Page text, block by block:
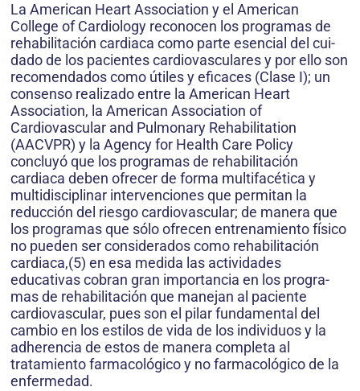
La American Heart Association y el American
College of Cardiology reco­nocen los programas de
rehabilitación cardiaca como parte esencial del cui­
dado de los pacientes cardiovascula­res y por ello son
recomendados como útiles y eficaces (Clase I); un
consen­so realizado entre la American Heart
Association, la American Association of
Cardiovascular and Pulmonary Re­habilitation
(AACVPR) y la Agency for Health Care Policy
concluyó que los programas de rehabilitación
cardiaca deben ofrecer de forma multifacética y
multidisciplinar intervenciones que permitan la
reducción del riesgo car­diovascular; de manera que
los pro­gramas que sólo ofrecen entrenamien­to físico
no pueden ser considerados como rehabilitación
cardiaca,(5) en esa medida las actividades
educativas co­bran gran importancia en los progra­
mas de rehabilitación que manejan al paciente
cardiovascular, pues son el pilar fundamental del
cambio en los estilos de vida de los individuos y la
adherencia de estos de manera com­pleta al
tratamiento farmacológico y no farmacológico de la
enfermedad.